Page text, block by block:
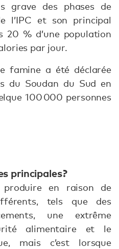
grave des phases de
l’IPC et son principal
20 % d’une population
par jour.
famine a été déclarée
du Soudan du Sud en
100 000 personnes
principales ?
en raison de
tels que des
une extrême
alimentaire et le
mais c’est lorsque